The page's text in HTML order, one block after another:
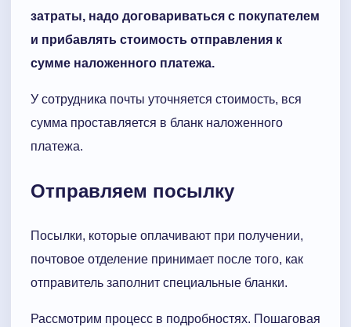
затраты, надо договариваться с покупателем
и прибавлять стоимость отправления к
сумме наложенного платежа.
У сотрудника почты уточняется стоимость, вся
сумма проставляется в бланк наложенного
платежа.
Отправляем посылку
Посылки, которые оплачивают при получении,
почтовое отделение принимает после того, как
отправитель заполнит специальные бланки.
Рассмотрим процесс в подробностях. Пошаговая